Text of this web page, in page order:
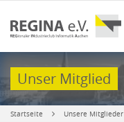
Unser Mitglied
Startseite Unsere Mitglieder